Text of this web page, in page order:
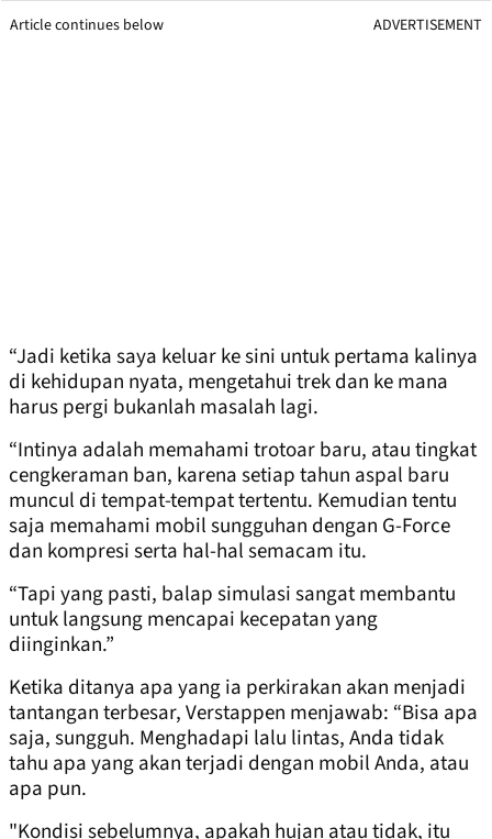
Article continues below ADVERTISEMENT
“Jadi ketika saya keluar ke sini untuk pertama kalinya
di kehidupan nyata, mengetahui trek dan ke mana
harus pergi bukanlah masalah lagi.
“Intinya adalah memahami trotoar baru, atau tingkat
cengkeraman ban, karena setiap tahun aspal baru
muncul di tempat-tempat tertentu. Kemudian tentu
saja memahami mobil sungguhan dengan G-Force
dan kompresi serta hal-hal semacam itu.
“Tapi yang pasti, balap simulasi sangat membantu
untuk langsung mencapai kecepatan yang
diinginkan.”
Ketika ditanya apa yang ia perkirakan akan menjadi
tantangan terbesar, Verstappen menjawab: “Bisa apa
saja, sungguh. Menghadapi lalu lintas, Anda tidak
tahu apa yang akan terjadi dengan mobil Anda, atau
apa pun.
"Kondisi sebelumnya, apakah hujan atau tidak, itu